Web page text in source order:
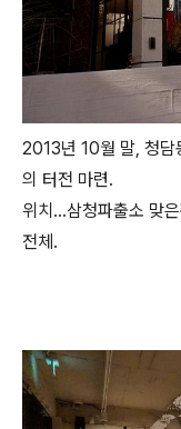
2013년 10월 말, 청담
의 터전 마련.
위치...삼청파출소 맞
전체.